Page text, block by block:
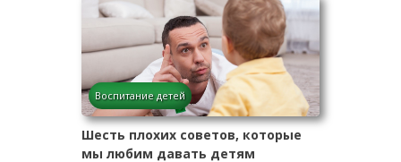
Воспитание детей
Шесть плохих советов, которые
мы любим давать детям